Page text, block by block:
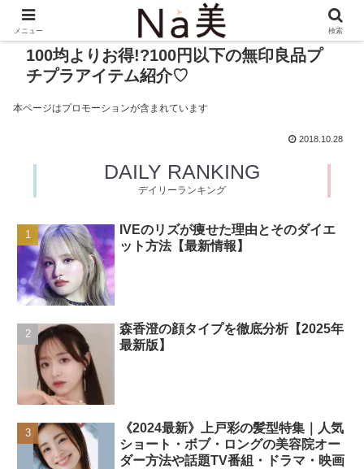
100均よりお得!?100円以下の無印良品プ
チプラアイテム紹介♡
本ページはプロモーションが含まれています
2018.10.28
DAILY RANKING
デイリーランキング
IVEのリズが痩せた理由とそのダイエ
ット方法【最新情報】
森香澄の顔タイプを徹底分析【2025年
最新版】
《2024最新》上戸彩の髪型特集｜人気
ショート・ボブ・ロングの美容院オー
ダー方法や話題TV番組・ドラマ・映画
メニュー 検索